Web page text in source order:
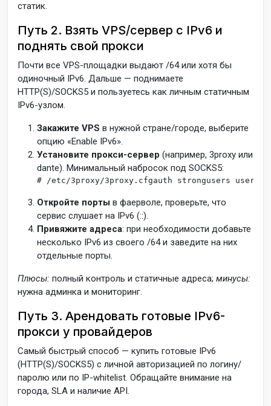
статик.
Путь 2. Взять VPS/сервер с IPv6 и
поднять свой прокси
Почти все VPS-площадки выдают /64 или хотя бы
одиночный IPv6. Дальше — поднимаете
HTTP(S)/SOCKS5 и пользуетесь как личным статичным
IPv6-узлом.
Закажите VPS в нужной стране/городе, выберите
опцию «Enable IPv6».
Установите прокси-сервер (например, 3proxy или
dante). Минимальный набросок под SOCKS5:
# /etc/3proxy/3proxy.cfgauth strongusers
Откройте порты в фаерволе, проверьте, что
сервис слушает на IPv6 (::).
Привяжите адреса: при необходимости добавьте
несколько IPv6 из своего /64 и заведите на них
отдельные порты.
Плюсы: полный контроль и статичные адреса; минусы:
нужна админка и мониторинг.
Путь 3. Арендовать готовые IPv6-
прокси у провайдеров
Самый быстрый способ — купить готовые IPv6
(HTTP(S)/SOCKS5) с личной авторизацией по логину/
паролю или по IP-whitelist. Обращайте внимание на
города, SLA и наличие API.